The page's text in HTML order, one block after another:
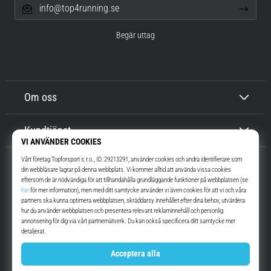
Top4Running.se
I mer än 16 år vi har vi motiverat dig att gå ut och springa. Snabbare. Med
InstagramYouTube
Om oss
Kundtjänst
info@top4running.se
Begär uttag